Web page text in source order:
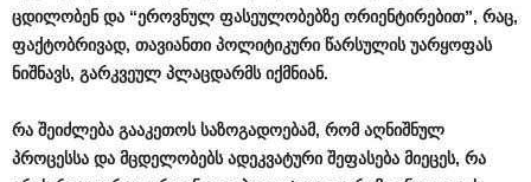
ცდილობენ და “ეროვნულ ფასეულობებზე ორიენტირებით”, რაც,
ფაქტობრივად, თავიანთი პოლიტიკური წარსულის უარყოფას
ნიშნავს, გარკვეულ პლაცდარმს იქმნიან.
რა შეიძლება გააკეთოს საზოგადოებამ, რომ აღნიშნულ
პროცესსა და მცდელობებს ადეკვატური შეფასება მიეცეს, რა